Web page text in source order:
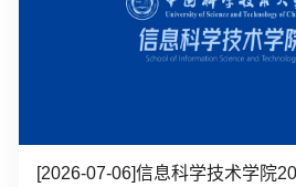
[2026-07-06]信息科学技术学院2025-2026学年